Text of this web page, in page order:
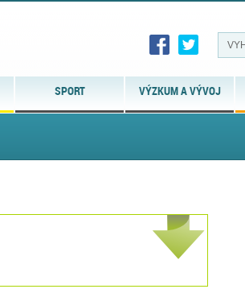
SPORT VÝZKUM A VÝVOJ